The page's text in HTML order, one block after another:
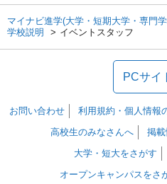
マイナビ進学(大学・短期大学・専門
学校説明
イベントスタッフ
PCサイ
お問い合わせ 利用規約・個人情報
高校生のみなさんへ
掲
大学・短大をさがす
オープンキャンパスをさ